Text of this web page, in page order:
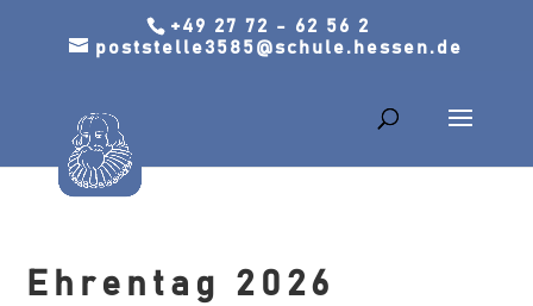
+49 27 72 - 62 56 2
poststelle3585@schule.hessen.de
Ehrentag 2026